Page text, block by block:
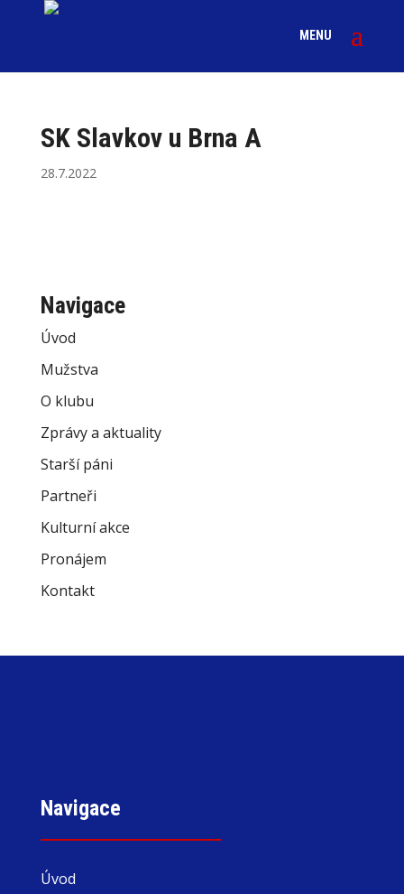
SK Slavkov u Brna A
28.7.2022
Navigace
Úvod
Mužstva
O klubu
Zprávy a aktuality
Starší páni
Partneři
Kulturní akce
Pronájem
Kontakt
Navigace
Úvod